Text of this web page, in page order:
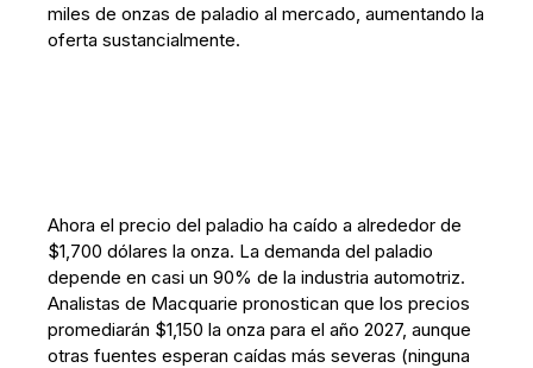
miles de onzas de paladio al mercado, aumentando la
oferta sustancialmente.
Ahora el precio del paladio ha caído a alrededor de
$1,700 dólares la onza. La demanda del paladio
depende en casi un 90% de la industria automotriz.
Analistas de Macquarie pronostican que los precios
promediarán $1,150 la onza para el año 2027, aunque
otras fuentes esperan caídas más severas (ninguna